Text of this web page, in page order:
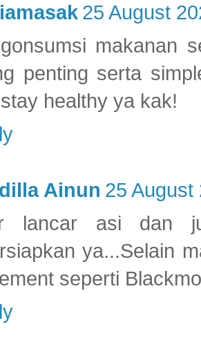
25 August
makanan
penting serta
healthy ya kak!
Ainun 25 August
lancar asi dan
ya...Selain
seperti